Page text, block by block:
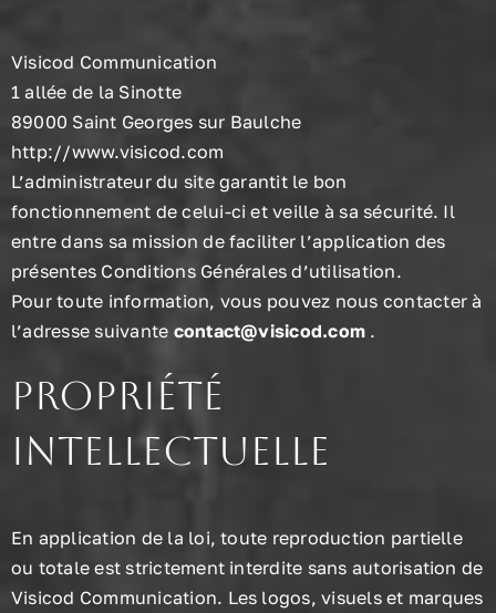
Visicod Communication
1 allée de la Sinotte
89000 Saint Georges sur Baulche
http://www.visicod.com
L’administrateur du site garantit le bon
fonctionnement de celui-ci et veille à sa sécurité. Il
entre dans sa mission de faciliter l’application des
présentes Conditions Générales d’utilisation.
Pour toute information, vous pouvez nous contacter à
l’adresse suivante contact@visicod.com .
Propriété
intellectuelle
En application de la loi, toute reproduction partielle
ou totale est strictement interdite sans autorisation de
Visicod Communication. Les logos, visuels et marques